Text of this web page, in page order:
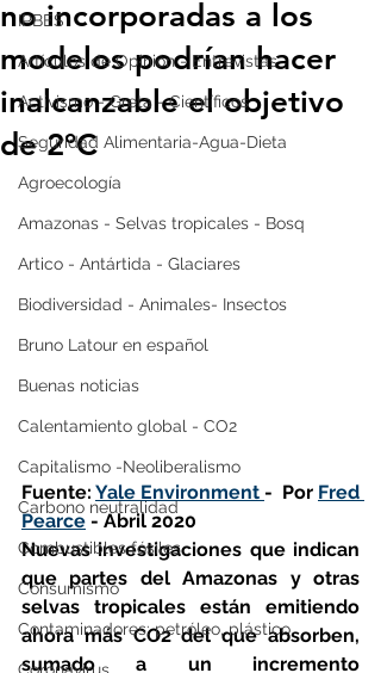
IPBES
Artículos de Opinión - Entrevistas
Activismo - Greta - Científicos
Seguridad Alimentaria-Agua-Dieta
Agroecología
Amazonas - Selvas tropicales - Bosq
Artico - Antártida - Glaciares
Biodiversidad - Animales- Insectos
Bruno Latour en español
Buenas noticias
Calentamiento global - CO2
Capitalismo -Neoliberalismo
Carbono neutralidad
Combustibles fósiles
Consumismo
Contaminadores: petróleo, plástico
no incorporadas a los
modelos podrían hacer
inalcanzable el objetivo
de 2°C
Fuente: Yale Environment -  Por Fred
Pearce - Abril 2020
Nuevas investigaciones que indican
que partes del Amazonas y otras
selvas tropicales están emitiendo
ahora más CO2 del que absorben,
sumado a un incremento